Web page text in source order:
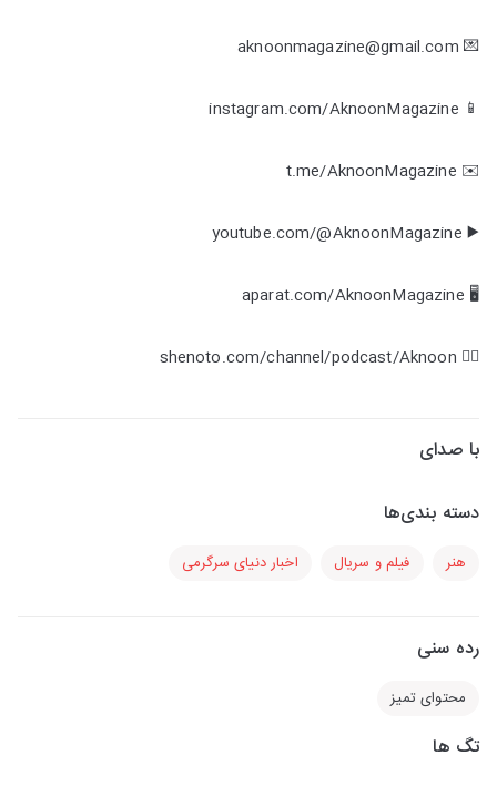
💌 aknoonmagazine@gmail.com
📱 instagram.com/AknoonMagazine
✉️ t.me/AknoonMagazine
▶️ youtube.com/@AknoonMagazine
🖥 aparat.com/AknoonMagazine
👂🏻 shenoto.com/channel/podcast/Aknoon
با صدای
دسته بندی‌ها
هنر فیلم و سریال اخبار دنیای سرگرمی
رده سنی
محتوای تمیز
تگ ها